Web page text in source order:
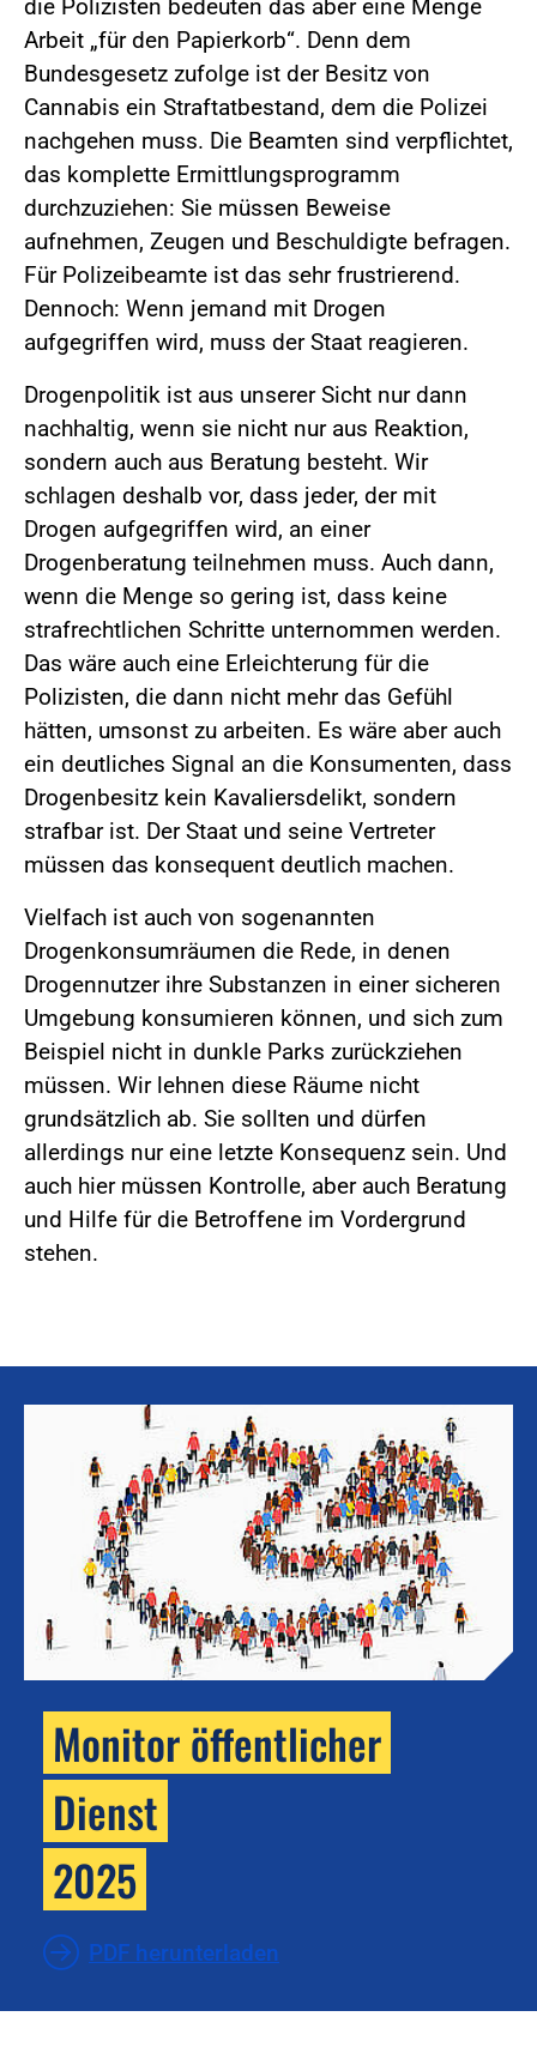
die Polizisten bedeuten das aber eine Menge
Arbeit „für den Papierkorb“. Denn dem
Bundesgesetz zufolge ist der Besitz von
Cannabis ein Straftatbestand, dem die Polizei
nachgehen muss. Die Beamten sind verpflichtet,
das komplette Ermittlungsprogramm
durchzuziehen: Sie müssen Beweise
aufnehmen, Zeugen und Beschuldigte befragen.
Für Polizeibeamte ist das sehr frustrierend.
Dennoch: Wenn jemand mit Drogen
aufgegriffen wird, muss der Staat reagieren.
Drogenpolitik ist aus unserer Sicht nur dann
nachhaltig, wenn sie nicht nur aus Reaktion,
sondern auch aus Beratung besteht. Wir
schlagen deshalb vor, dass jeder, der mit
Drogen aufgegriffen wird, an einer
Drogenberatung teilnehmen muss. Auch dann,
wenn die Menge so gering ist, dass keine
strafrechtlichen Schritte unternommen werden.
Das wäre auch eine Erleichterung für die
Polizisten, die dann nicht mehr das Gefühl
hätten, umsonst zu arbeiten. Es wäre aber auch
ein deutliches Signal an die Konsumenten, dass
Drogenbesitz kein Kavaliersdelikt, sondern
strafbar ist. Der Staat und seine Vertreter
müssen das konsequent deutlich machen.
Vielfach ist auch von sogenannten
Drogenkonsumräumen die Rede, in denen
Drogennutzer ihre Substanzen in einer sicheren
Umgebung konsumieren können, und sich zum
Beispiel nicht in dunkle Parks zurückziehen
müssen. Wir lehnen diese Räume nicht
grundsätzlich ab. Sie sollten und dürfen
allerdings nur eine letzte Konsequenz sein. Und
auch hier müssen Kontrolle, aber auch Beratung
und Hilfe für die Betroffene im Vordergrund
stehen.
Monitor öffentlicher
Dienst
2025
PDF herunterladen